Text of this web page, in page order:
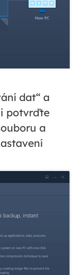
dat“ a
potvrďte
a